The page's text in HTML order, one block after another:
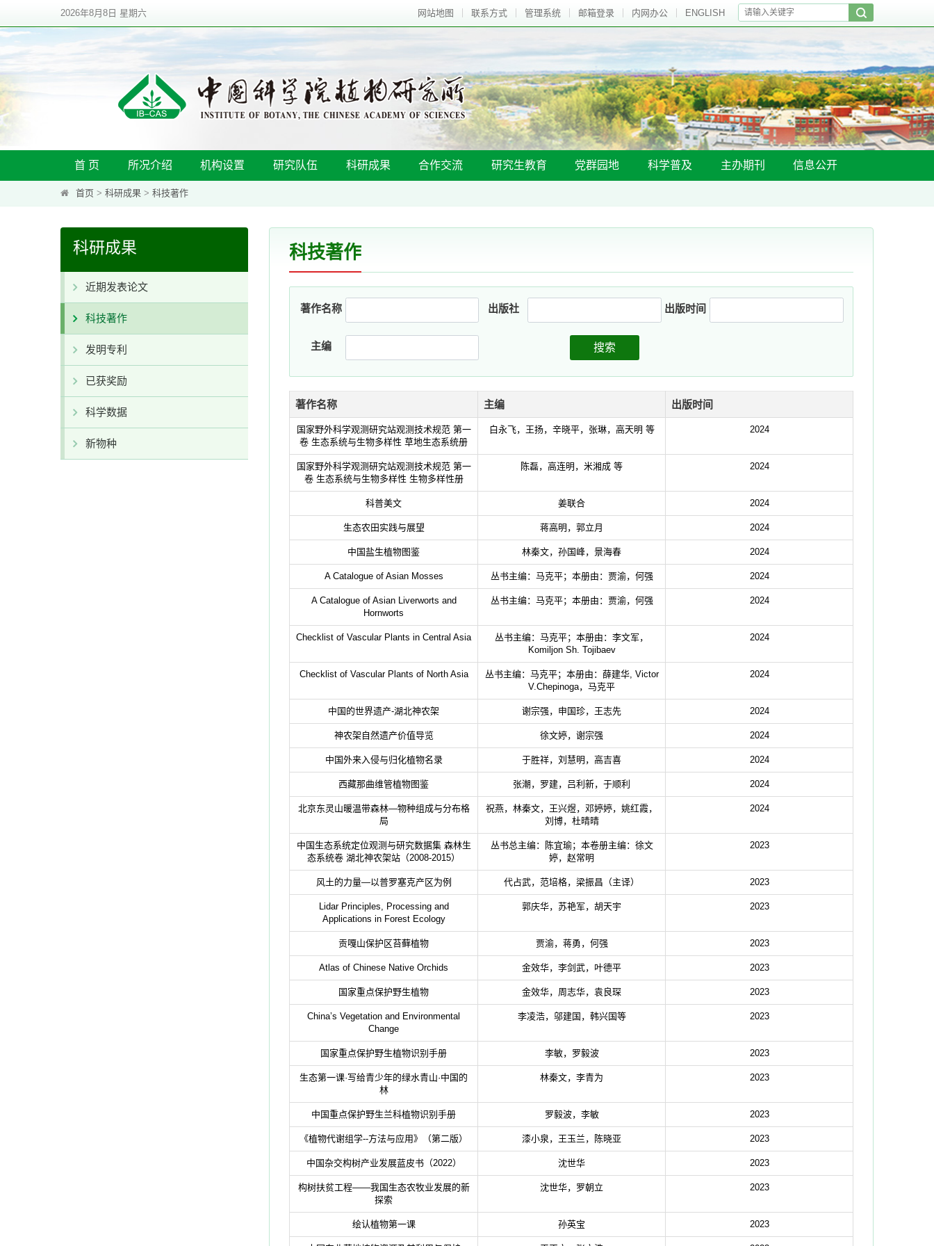
2026年8月8日 星期六 网站地图 联系方式 管理系统 邮箱登录 内网办公 ENGLISH
首 页 所况介绍 机构设置 研究队伍 科研成果 合作交流 研究生教育 党群园地 科学普及 主办期刊 信息公开
首页 > 科研成果 > 科技著作
科研成果
近期发表论文
科技著作
发明专利
已获奖励
科学数据
新物种
科技著作
著作名称 出版社 出版时间
主编 搜索
著作名称 主编 出版时间
国家野外科学观测研究站观测技术规范 第一
卷 生态系统与生物多样性 草地生态系统册
白永飞，王扬，辛晓平，张琳，高天明 等 2024
国家野外科学观测研究站观测技术规范 第一
卷 生态系统与生物多样性 生物多样性册
陈磊，高连明，米湘成 等 2024
科普美文 姜联合 2024
生态农田实践与展望 蒋高明，郭立月 2024
中国盐生植物图鉴 林秦文，孙国峰，景海春 2024
A Catalogue of Asian Mosses 丛书主编：马克平；本册由：贾渝，何强 2024
A Catalogue of Asian Liverworts and
Hornworts
丛书主编：马克平；本册由：贾渝，何强 2024
Checklist of Vascular Plants in Central Asia
丛书主编：马克平；本册由：李文军，
Komiljon Sh. Tojibaev
2024
Checklist of Vascular Plants of North Asia
丛书主编：马克平；本册由：薛建华, Victor
V.Chepinoga，马克平
2024
中国的世界遗产-湖北神农架 谢宗强，申国珍，王志先 2024
神农架自然遗产价值导览 徐文婷，谢宗强 2024
中国外来入侵与归化植物名录 于胜祥，刘慧明，高吉喜 2024
西藏那曲维管植物图鉴 张潮，罗建，吕利新，于顺利 2024
北京东灵山暖温带森林—物种组成与分布格
局
祝燕，林秦文，王兴煜，邓婷婷，姚红霞，
刘博，杜晴晴
2024
中国生态系统定位观测与研究数据集 森林生
态系统卷 湖北神农架站（2008-2015）
丛书总主编：陈宜瑜；本卷册主编：徐文
婷，赵常明
2023
风土的力量—以普罗塞克产区为例 代占武，范培格，梁振昌（主译） 2023
Lidar Principles, Processing and
Applications in Forest Ecology
郭庆华，苏艳军，胡天宇 2023
贡嘎山保护区苔藓植物 贾渝，蒋勇，何强 2023
Atlas of Chinese Native Orchids 金效华，李剑武，叶德平 2023
国家重点保护野生植物 金效华，周志华，袁良琛 2023
China’s Vegetation and Environmental
Change
李凌浩，邬建国，韩兴国等 2023
国家重点保护野生植物识别手册 李敏，罗毅波 2023
生态第一课·写给青少年的绿水青山·中国的
林
林秦文，李青为 2023
中国重点保护野生兰科植物识别手册 罗毅波，李敏 2023
《植物代谢组学--方法与应用》（第二版） 漆小泉，王玉兰，陈晓亚 2023
中国杂交构树产业发展蓝皮书（2022） 沈世华 2023
构树扶贫工程——我国生态农牧业发展的新
探索
沈世华，罗朝立 2023
绘认植物第一课 孙英宝 2023